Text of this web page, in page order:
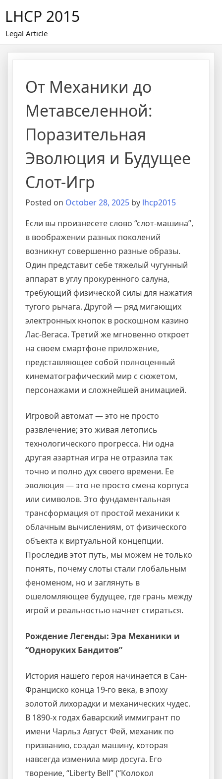
content
LHCP 2015
Legal Article
От Механики до
Метавселенной:
Поразительная
Эволюция и Будущее
Слот-Игр
Posted on October 28, 2025 by lhcp2015
Если вы произнесете слово “слот-машина”,
в воображении разных поколений
возникнут совершенно разные образы.
Один представит себе тяжелый чугунный
аппарат в углу прокуренного салуна,
требующий физической силы для нажатия
тугого рычага. Другой — ряд мигающих
электронных кнопок в роскошном казино
Лас-Вегаса. Третий же мгновенно откроет
на своем смартфоне приложение,
представляющее собой полноценный
кинематографический мир с сюжетом,
персонажами и сложнейшей анимацией.
Игровой автомат — это не просто
развлечение; это живая летопись
технологического прогресса. Ни одна
другая азартная игра не отразила так
точно и полно дух своего времени. Ее
эволюция — это не просто смена корпуса
или символов. Это фундаментальная
трансформация от простой механики к
облачным вычислениям, от физического
объекта к виртуальной концепции.
Проследив этот путь, мы можем не только
понять, почему слоты стали глобальным
феноменом, но и заглянуть в
ошеломляющее будущее, где грань между
игрой и реальностью начнет стираться.
Рождение Легенды: Эра Механики и
“Одноруких Бандитов”
История нашего героя начинается в Сан-
Франциско конца 19-го века, в эпоху
золотой лихорадки и механических чудес.
В 1890-х годах баварский иммигрант по
имени Чарльз Август Фей, механик по
призванию, создал машину, которая
навсегда изменила мир досуга. Его
творение, “Liberty Bell” (“Колокол